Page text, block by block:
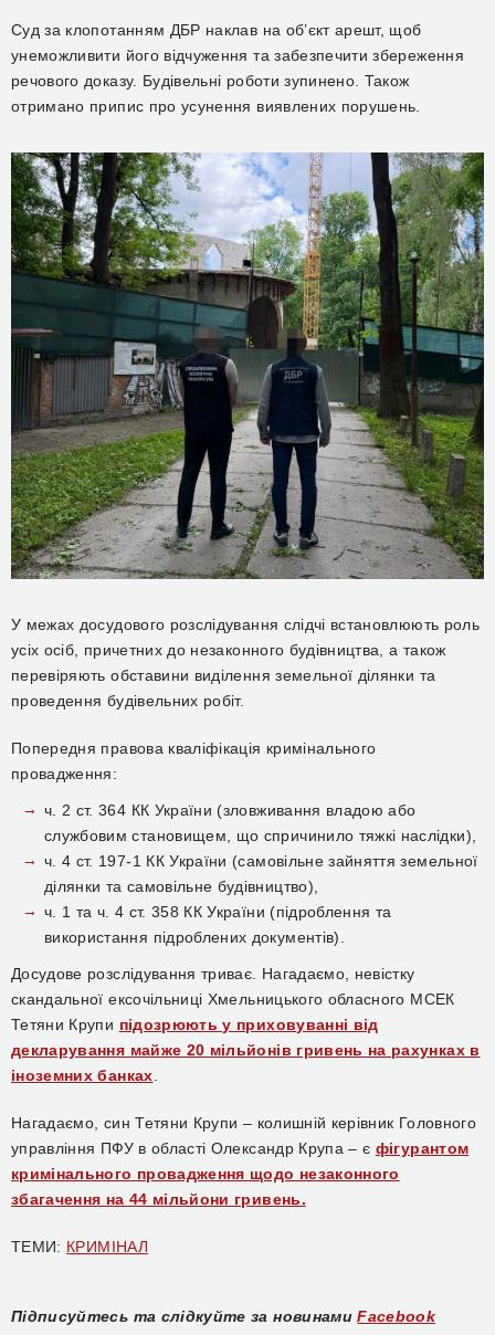
Суд за клопотанням ДБР наклав на об’єкт арешт, щоб
унеможливити його відчуження та забезпечити збереження
речового доказу. Будівельні роботи зупинено. Також
отримано припис про усунення виявлених порушень.
У межах досудового розслідування слідчі встановлюють роль
усіх осіб, причетних до незаконного будівництва, а також
перевіряють обставини виділення земельної ділянки та
проведення будівельних робіт.
Попередня правова кваліфікація кримінального
провадження:
ч. 2 ст. 364 КК України (зловживання владою або
службовим становищем, що спричинило тяжкі наслідки),
ч. 4 ст. 197-1 КК України (самовільне зайняття земельної
ділянки та самовільне будівництво),
ч. 1 та ч. 4 ст. 358 КК України (підроблення та
використання підроблених документів).
Досудове розслідування триває. Нагадаємо, невістку
скандальної ексочільниці Хмельницького обласного МСЕК
Тетяни Крупи підозрюють у приховуванні від
декларування майже 20 мільйонів гривень на рахунках в
іноземних банках
Нагадаємо, син Тетяни Крупи – колишній керівник Головного
управління ПФУ в області Олександр Крупа – є фігурантом
кримінального провадження щодо незаконного
збагачення на 44 мільйони гривень.
ТЕМИ: КРИМІНАЛ
Підписуйтесь та слідкуйте за новинами Facebook